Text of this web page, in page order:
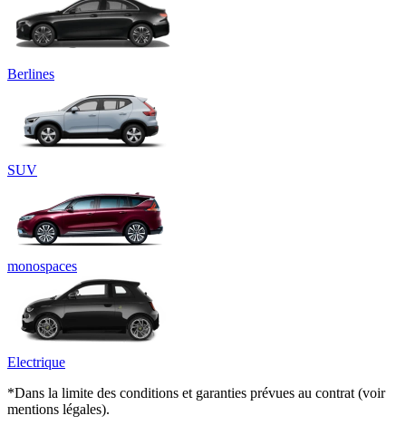
Berlines
SUV
monospaces
Electrique
*Dans la limite des conditions et garanties prévues au contrat (voir
mentions légales).